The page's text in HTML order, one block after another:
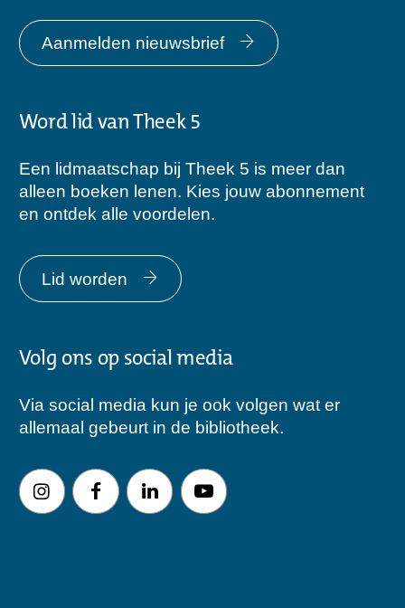
Aanmelden nieuwsbrief
Word lid van Theek 5
Een lidmaatschap bij Theek 5 is meer dan
alleen boeken lenen. Kies jouw abonnement
en ontdek alle voordelen.
Lid worden
Volg ons op social media
Via social media kun je ook volgen wat er
allemaal gebeurt in de bibliotheek.